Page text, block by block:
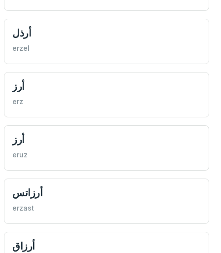
أرذل
erzel
أرز
erz
أرز
eruz
أرزاتس
erzast
أرزاق